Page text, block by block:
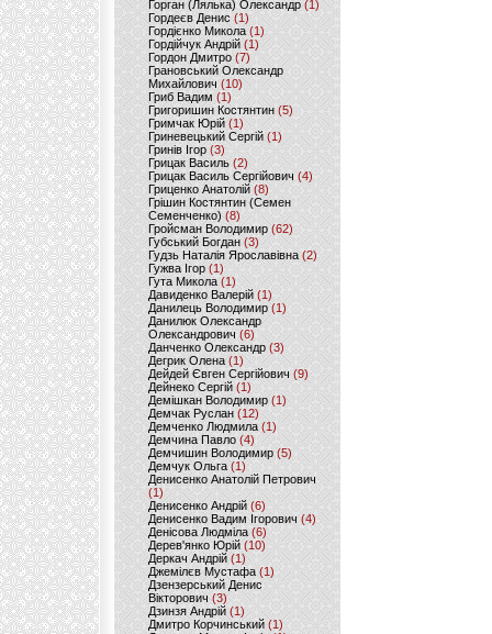
Горган (Лялька) Олександр(1)
Гордеєв Денис (1)
Гордієнко Микола (1)
Гордійчук Андрій (1)
Гордон Дмитро (7)
Грановський Олександр
Михайлович (10)
Гриб Вадим (1)
Григоришин Костянтин (5)
Гримчак Юрій(1)
Гриневецький Сергій(1)
Гринів Ігор (3)
Грицак Василь (2)
Грицак Василь Сергійович (4)
Гриценко Анатолій (8)
Грішин Костянтин (Семен
Семенченко)(8)
Гройсман Володимир(62)
Губський Богдан (3)
Гудзь Наталія Ярославівна(2)
Гужва Ігор (1)
Гута Микола (1)
Давиденко Валерій (1)
Данилець Володимир(1)
Данилюк Олександр
Олександрович (6)
Данченко Олександр (3)
Дегрик Олена(1)
Дейдей Євген Сергійович(9)
Дейнеко Сергій (1)
Демішкан Володимир(1)
Демчак Руслан (12)
Демченко Людмила (1)
Демчина Павло (4)
Демчишин Володимир (5)
Демчук Ольга(1)
Денисенко Анатолій Петрович
(1)
Денисенко Андрій (6)
Денисенко Вадим Ігорович (4)
Денісова Людміла(6)
Дерев'янко Юрій(10)
Деркач Андрій(1)
Джемілєв Мустафа (1)
Дзензерський Денис
Вікторович (3)
Дзинзя Андрій (1)
Дмитро Корчинський (1)